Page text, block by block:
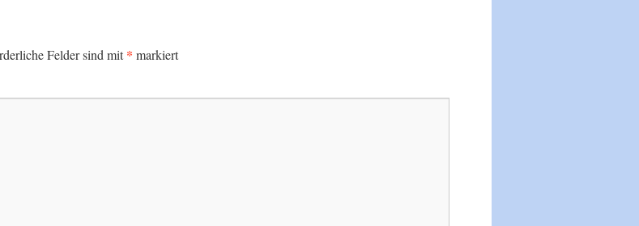
Felder sind mit* markiert